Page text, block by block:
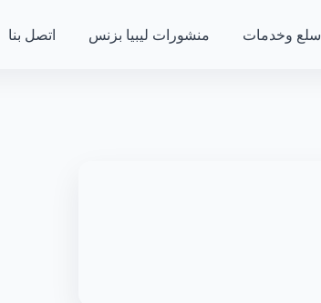
سلع وخدمات منشورات ليبيا بزنس اتصل بنا